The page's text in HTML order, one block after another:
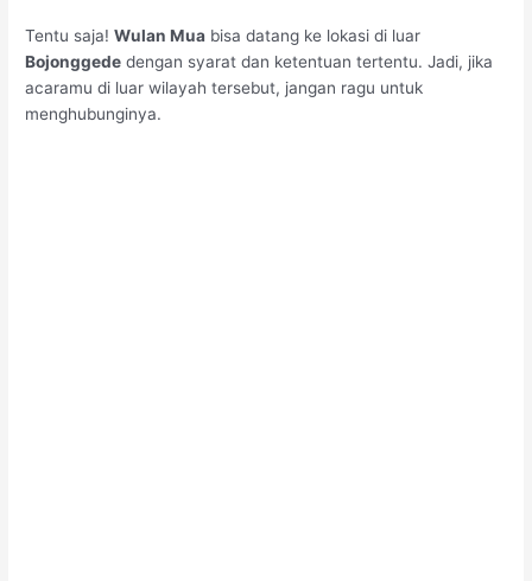
Tentu saja!Wulan Mua bisa datang ke lokasi di luar
Bojonggede dengan syarat dan ketentuan tertentu. Jadi, jika
acaramu di luar wilayah tersebut, jangan ragu untuk
menghubunginya.